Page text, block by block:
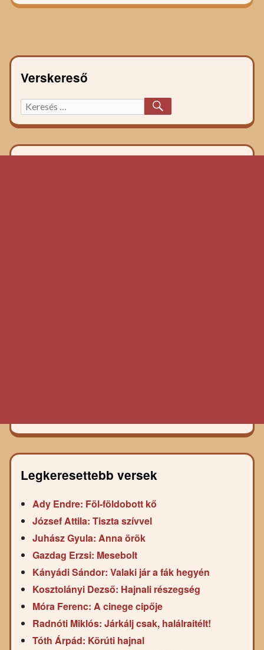
navigáció
Verskereső
Keresett
főzelék
Legkeresettebb versek
Ady Endre: Föl-földobott kő
József Attila: Tiszta szívvel
Juhász Gyula: Anna örök
Gazdag Erzsi: Mesebolt
Kányádi Sándor: Valaki jár a fák hegyén
Kosztolányi Dezső: Hajnali részegség
Móra Ferenc: A cinege cipője
Radnóti Miklós: Járkálj csak, halálraitélt!
Tóth Árpád: Körúti hajnal